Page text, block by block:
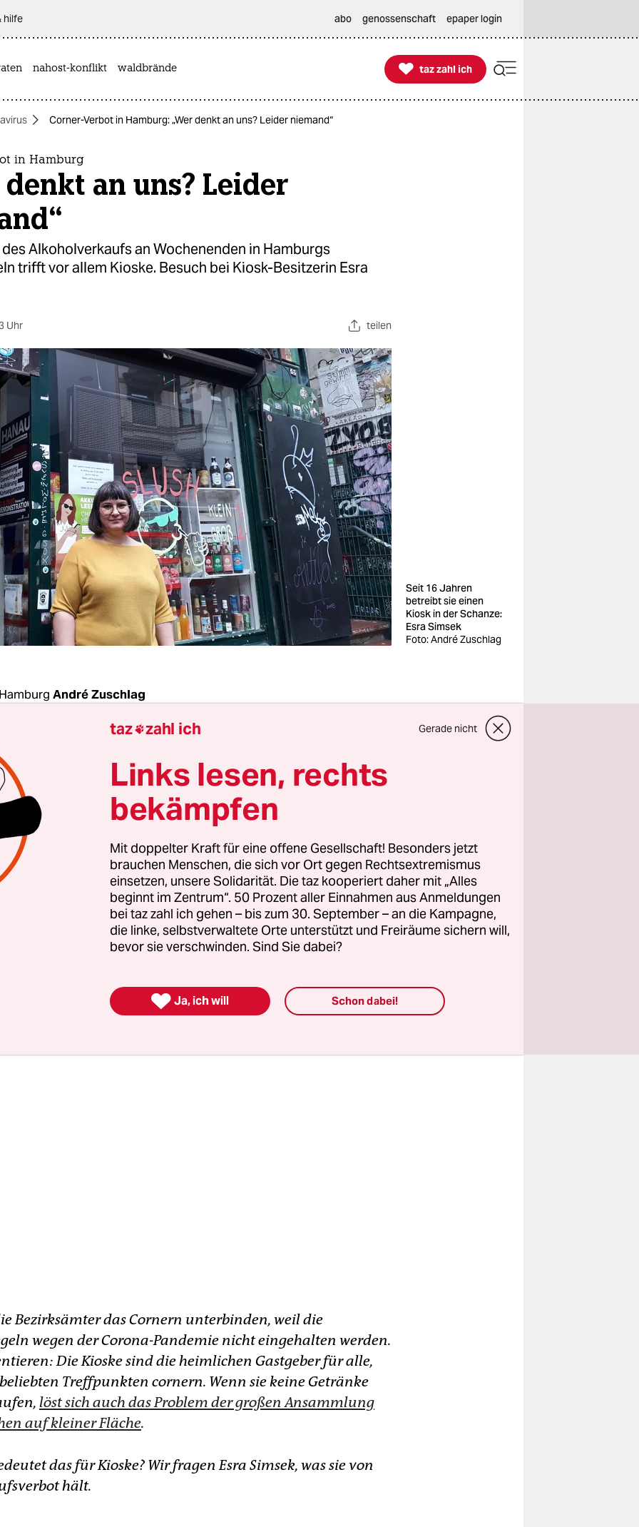
hilfe abo genossenschaft epaper login
nahost-konflikt waldbrände 
taz zahl ich
taz zahl ich
Corner-Verbot in Hamburg: „Wer denkt an uns? Leider niemand“
in Hamburg
denkt an uns? Leider
Alkoholverkaufs an Wochenenden in Hamburgs
trifft vor allem Kioske. Besuch bei Kiosk-Besitzerin Esra
Uhr teilen
Seit 16 Jahren
betreibt sie einen
Kiosk in der Schanze:
Esra Simsek
Foto: André Zuschlag
André Zuschlag
in der Schanze. Ein paar Tourist*innen schlendern
Esra Simsek steht an ihrem Platz und schaut gerade
Seit 7 Uhr ist in ihrem Kiosk in der Susannenstraße nahe
Station. Ein älterer Herr in Arbeitsmontur kauft eine Liter-
ansonsten summt das Radio leise im Hintergrund. Die
mit zig verschiedenen Getränken sind prall gefüllt. Viel
nicht.
den Wochenenden hingegensind die Plätze und Fußwege
. Es sind vor allem jüngere Leute, die sich hier treffen,um
Die Kioske und auch die Supermärkte dürfen ab 20 Uhr
Bezirksämter das Cornern unterbinden, weil die
wegen der Corona-Pandemie nicht eingehalten werden.
Die Kioske sind die heimlichen Gastgeber für alle,
Treffpunkten cornern. Wenn sie keine Getränke
löst sich auch das Problem der großen Ansammlung
auf kleiner Fläche.
das für Kioske? Wir fragen Esra Simsek, was sie von
hält.
taz zahl ich Gerade nicht
Links lesen, rechts
bekämpfen
Mit doppelter Kraft für eine offene Gesellschaft! Besonders jetzt
brauchen Menschen, die sich vor Ort gegen Rechtsextremismus
einsetzen, unsere Solidarität. Die taz kooperiert daher mit „Alles
beginnt im Zentrum“. 50 Prozent aller Einnahmen aus Anmeldungen
bei taz zahl ich gehen – bis zum 30. September – an die Kampagne,
die linke, selbstverwaltete Orte unterstützt und Freiräume sichern will,
bevor sie verschwinden. Sind Sie dabei?
 Ja, ich will Schon dabei!